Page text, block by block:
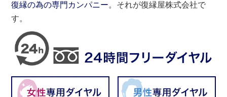
復縁の為の専門カンパニー。それが復縁屋株式会社で
す。